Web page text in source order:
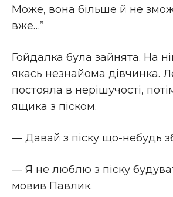
Може, вона більше й не
вже…”
Гойдалка була зайнята. На
якась незнайома дівчинка.
постояла в нерішучості,
ящика з піском.
— Давай з піску що-небудь
— Я не люблю з піску
мовив Павлик.